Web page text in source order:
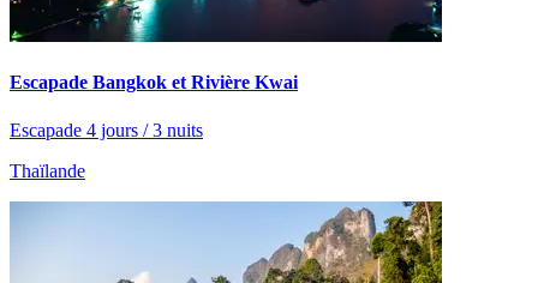
Escapade Bangkok et Rivière Kwai
Escapade 4 jours / 3 nuits
Thaïlande